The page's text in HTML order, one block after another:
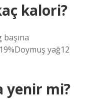
kalori?
yağ12
yenir mi?